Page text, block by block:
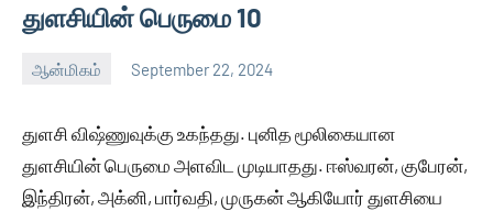
துளசியின் பெருமை 10
ஆன்மிகம் September 22, 2024
Thagaval
No
துளசி விஷ்ணுவுக்கு உகந்தது. புனித மூலிகையான
துளசியின் பெருமை அளவிட முடியாதது. ஈஸ்வரன், குபேரன்,
இந்திரன், அக்னி, பார்வதி, முருகன் ஆகியோர் துளசியை